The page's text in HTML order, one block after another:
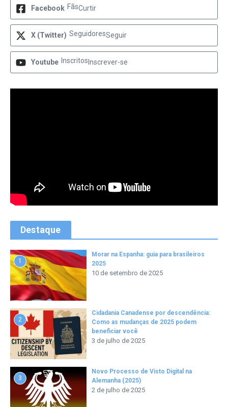
Facebook FãsCurtir
X (Twitter) SeguidoresSeguir
Youtube Inscritos Inscrever-se
Destaque
1
Morar na Espanha: guia para brasileiros
2025
10 de setembro de 2025
2
Cidadania Canadense por descendência:
Como as mudanças de 2025 podem
beneficiar você
3 de julho de 2025
3
Novo Processo de Visto Digital na
Alemanha (2025)
2 de julho de 2025